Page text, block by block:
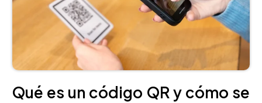
Qué es un código QR y cómo se